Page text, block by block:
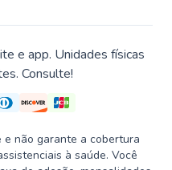
e app. Unidades físicas
Consulte!
não garante a cobertura
à saúde. Você